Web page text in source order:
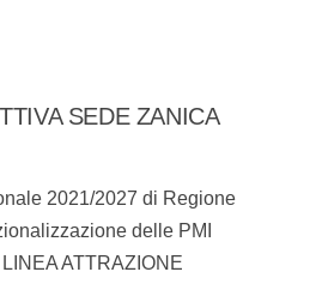
SEDE ZANICA
2021/2027 di Regione
delle PMI
ATTRAZIONE